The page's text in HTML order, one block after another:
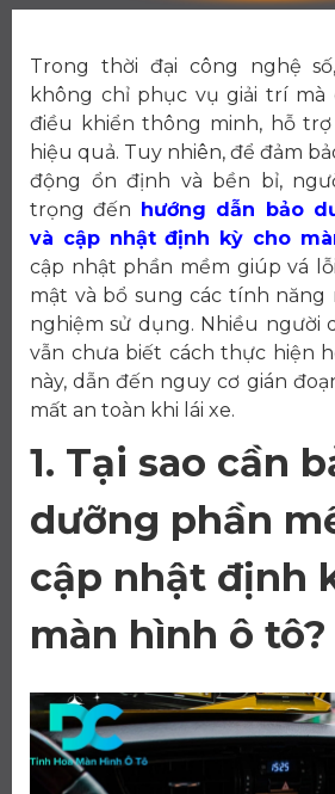
Trong thời đại công nghệ
không chỉ phục vụ giải trí
điều khiển thông minh, hỗ
hiệu quả. Tuy nhiên, để đảm
động ổn định và bền bỉ,
trọng đến hướng dẫn bảo
và cập nhật định kỳ cho
cập nhật phần mềm giúp vá
mật và bổ sung các tính năng
nghiệm sử dụng. Nhiều người
vẫn chưa biết cách thực hiện
này, dẫn đến nguy cơ gián
mất an toàn khi lái xe.
1. Tại sao cần
dưỡng phần
cập nhật định
màn hình ô tô?